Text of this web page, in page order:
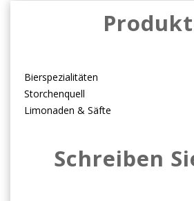
Bierspezialitäten
Storchenquell
Limonaden & Säfte
Schreiben